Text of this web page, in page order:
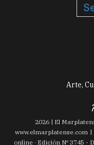
Arte,
2026| El
www.elmarplatense.com
online · Edición Nº 3745 -